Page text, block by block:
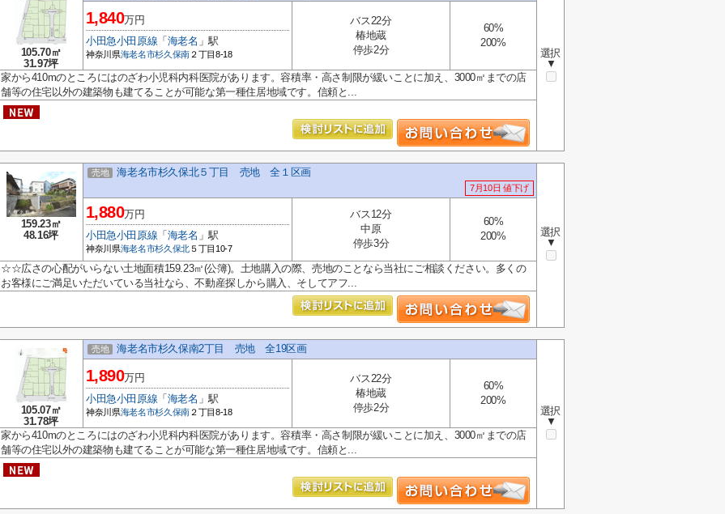
105.70㎡
31.97坪
選択
▼
1,840万円
小田急小田原線 「 海老名 」駅
神奈川県海老名市杉久保南２丁目8-18
バス22分
椿地蔵
停歩2分
60%
200%
家から410mのところにはのざわ小児科内科医院があります。容積率・高さ制限が緩いことに加え、3000㎡までの店
舗等の住宅以外の建築物も建てることが可能な第一種住居地域です。信頼と...
159.23㎡
48.16坪
売地 海老名市杉久保北５丁目 売地 全１区画
7月10日 値下げ
選択
▼
1,880万円
小田急小田原線 「 海老名 」駅
神奈川県海老名市杉久保北５丁目10-7
バス12分
中原
停歩3分
60%
200%
☆☆広さの心配がいらない土地面積159.23㎡(公簿)。土地購入の際、売地のことなら当社にご相談ください。多くの
お客様にご満足いただいている当社なら、不動産探しから購入、そしてアフ...
105.07㎡
31.78坪
売地 海老名市杉久保南2丁目 売地 全19区画
選択
▼
1,890万円
小田急小田原線 「 海老名 」駅
神奈川県海老名市杉久保南２丁目8-18
バス22分
椿地蔵
停歩2分
60%
200%
家から410mのところにはのざわ小児科内科医院があります。容積率・高さ制限が緩いことに加え、3000㎡までの店
舗等の住宅以外の建築物も建てることが可能な第一種住居地域です。信頼と...